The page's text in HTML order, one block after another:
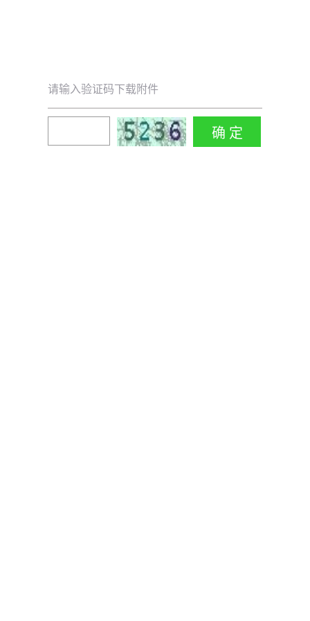
请输入验证码下载附件